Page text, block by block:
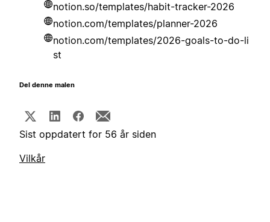
notion.so/templates/habit-tracker-2026
notion.com/templates/planner-2026
notion.com/templates/2026-goals-to-do-li
st
Del denne malen
Sist oppdatert for 56 år siden
Vilkår